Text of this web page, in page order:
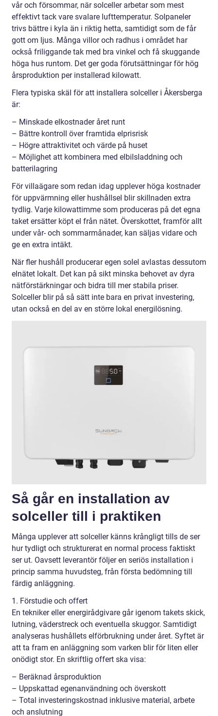
vår och försommar, när solceller arbetar som mest
effektivt tack vare svalare lufttemperatur. Solpaneler
trivs bättre i kyla än i riktig hetta, samtidigt som de får
gott om ljus. Många villor och radhus i området har
också friliggande tak med bra vinkel och få skuggande
höga hus runtom. Det ger goda förutsättningar för hög
årsproduktion per installerad kilowatt.
Flera typiska skäl för att installera solceller i Åkersberga
är:
– Minskade elkostnader året runt
– Bättre kontroll över framtida elprisrisk
– Högre attraktivitet och värde på huset
– Möjlighet att kombinera med elbilsladdning och
batterilagring
För villaägare som redan idag upplever höga kostnader
för uppvärmning eller hushållsel blir skillnaden extra
tydlig. Varje kilowattimme som produceras på det egna
taket ersätter köpt el från nätet. Överskottet, framför allt
under vår- och sommarmånader, kan säljas vidare och
ge en extra intäkt.
När fler hushåll producerar egen solel avlastas dessutom
elnätet lokalt. Det kan på sikt minska behovet av dyra
nätförstärkningar och bidra till mer stabila priser.
Solceller blir på så sätt inte bara en privat investering,
utan också en del av en större lokal energilösning.
Så går en installation av
solceller till i praktiken
Många upplever att solceller känns krångligt tills de ser
hur tydligt och strukturerat en normal process faktiskt
ser ut. Oavsett leverantör följer en seriös installation i
princip samma huvudsteg, från första bedömning till
färdig anläggning.
1. Förstudie och offert
En tekniker eller energirådgivare går igenom takets skick,
lutning, väderstreck och eventuella skuggor. Samtidigt
analyseras hushållets elförbrukning under året. Syftet är
att ta fram en anläggning som varken blir för liten eller
onödigt stor. En skriftlig offert ska visa:
– Beräknad årsproduktion
– Uppskattad egenanvändning och överskott
– Total investeringskostnad inklusive material, arbete
och anslutning